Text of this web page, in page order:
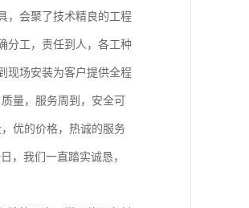
，会聚了技术精良的工程
分工，责任到人，各工种
现场安装为客户提供全程
量，服务周到，安全可
优的价格，热诚的服务
，我们一直踏实诚恳，